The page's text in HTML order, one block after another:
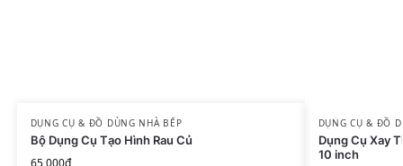
DỤNG CỤ & ĐỒ DÙNG NHÀ BẾP
Bộ Dụng Cụ Tạo Hình Rau Củ
DỤNG CỤ & ĐỒ
Dụng Cụ Xay
10 inch